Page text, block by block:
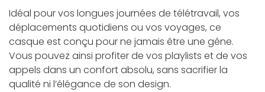
Idéal pour vos longues journées de télétravail, vos
déplacements quotidiens ou vos voyages, ce
casque est conçu pour ne jamais être une gêne.
Vous pouvez ainsi profiter de vos playlists et de vos
appels dans un confort absolu, sans sacrifier la
qualité ni l’élégance de son design.